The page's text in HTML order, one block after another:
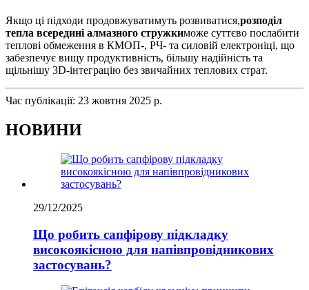
Якщо ці підходи продовжуватимуть розвиватися,розподіл
тепла всередині алмазного стружкиможе суттєво послабити
теплові обмеження в КМОП-, РЧ- та силовій електроніці, що
забезпечує вищу продуктивність, більшу надійність та
щільнішу 3D-інтеграцію без звичайних теплових страт.
Час публікації: 23 жовтня 2025 р.
НОВИНИ
29/12/2025
Що робить сапфірову підкладку
високоякісною для напівпровідникових
застосувань?